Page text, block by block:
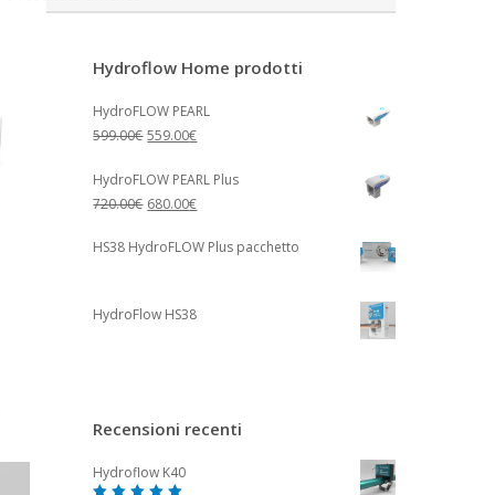
Hydroflow Home prodotti
HydroFLOW PEARL
599.00€ Le
initial
était :
559.00€Le
actuel
est :
HydroFLOW PEARL Plus
720.00€ Le
initial
680.00€Le
actuel
HS38 HydroFLOW Plus pacchetto
HydroFlow HS38
Recensioni recenti
Hydroflow K40